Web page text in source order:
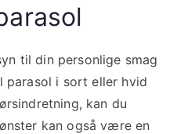
til din personlige smag
parasol i sort eller hvid
kan du
kan også være en